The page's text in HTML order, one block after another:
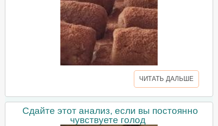
ЧИТАТЬ ДАЛЬШЕ
Сдайте этот анализ, если вы постоянно
чувствуете голод